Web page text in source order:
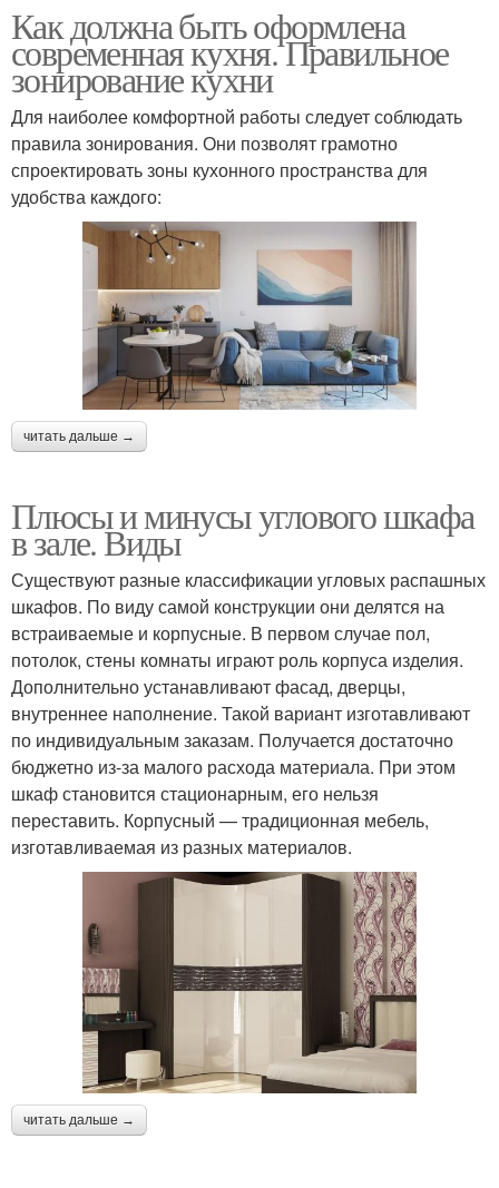
Как должна быть оформлена
современная кухня. Правильное
зонирование кухни
Для наиболее комфортной работы следует соблюдать
правила зонирования. Они позволят грамотно
спроектировать зоны кухонного пространства для
удобства каждого:
читать дальше →
Плюсы и минусы углового шкафа
в зале. Виды
Существуют разные классификации угловых распашных
шкафов. По виду самой конструкции они делятся на
встраиваемые и корпусные. В первом случае пол,
потолок, стены комнаты играют роль корпуса изделия.
Дополнительно устанавливают фасад, дверцы,
внутреннее наполнение. Такой вариант изготавливают
по индивидуальным заказам. Получается достаточно
бюджетно из-за малого расхода материала. При этом
шкаф становится стационарным, его нельзя
переставить. Корпусный — традиционная мебель,
изготавливаемая из разных материалов.
читать дальше →